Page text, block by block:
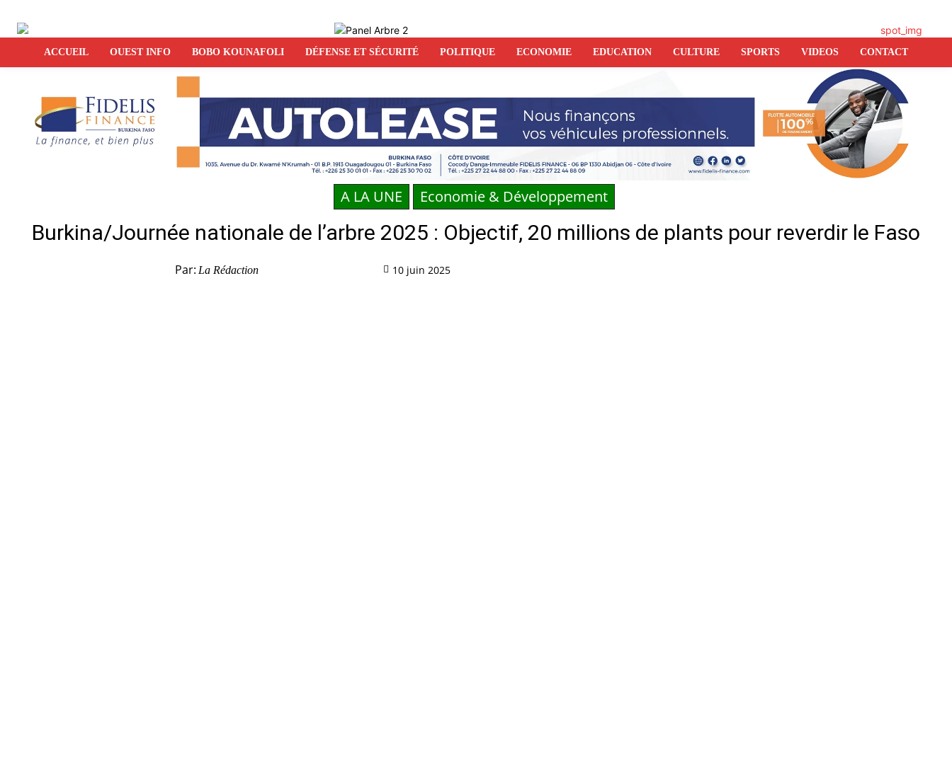
ACCUEIL OUEST INFO BOBO KOUNAFOLI DÉFENSE ET SÉCURITÉ POLITIQUE ECONOMIE EDUCATION CULTURE SPORTS VIDEOS CONTACT
A LA UNE Economie & Développement
Burkina/Journée nationale de l’arbre 2025 : Objectif, 20 millions de plants pour reverdir le Faso
Par: La Rédaction 10 juin 2025